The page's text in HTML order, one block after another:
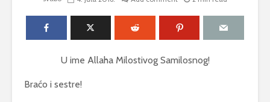
U ime Allaha Milostivog Samilosnog!
Braćo i sestre!